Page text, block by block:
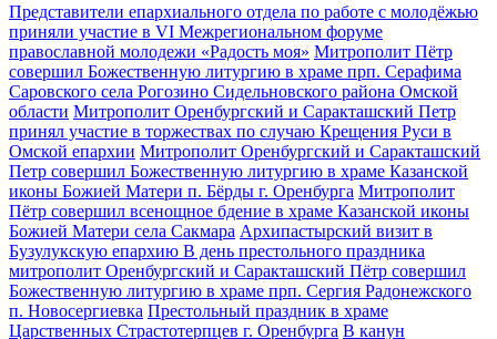
Представители епархиального отдела по работе с молодёжью
приняли участие в VI Межрегиональном форуме
православной молодежи «Радость моя» Митрополит Пётр
совершил Божественную литургию в храме прп. Серафима
Саровского села Рогозино Сидельновского района Омской
области Митрополит Оренбургский и Саракташский Петр
принял участие в торжествах по случаю Крещения Руси в
Омской епархии Митрополит Оренбургский и Саракташский
Петр совершил Божественную литургию в храме Казанской
иконы Божией Матери п. Бёрды г. Оренбурга Митрополит
Пётр совершил всенощное бдение в храме Казанской иконы
Божией Матери села Сакмара Архипастырский визит в
Бузулукскую епархию В день престольного праздника
митрополит Оренбургский и Саракташский Пётр совершил
Божественную литургию в храме прп. Сергия Радонежского
п. Новосергиевка Престольный праздник в храме
Царственных Страстотерпцев г. Оренбурга В канун